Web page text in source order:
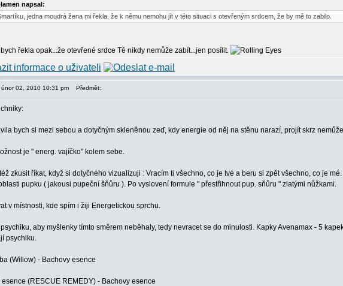
napsal:
jedna moudrá žena mi řekla, že k němu nemohu jít v této situaci s otevřeným srdcem, že by mě to zabilo.
řekla opak...že otevřené srdce Tě nikdy nemůže zabít...jen posílit.
únor 02, 2010 10:31 pm Předmět:
bych si mezi sebou a dotyčným skleněnou zeď, kdy energie od něj na stěnu narazí, projít skrz
je " energ. vajíčko" kolem sebe.
zkusit říkat, když si dotyčného vizualizuji : Vracím ti všechno, co je tvé a beru si zpět všechno, co je
pupku ( jakousi pupeční šňůru ). Po vyslovení formule " přestřihnout pup. sňůru " zlatými nůžkami.
v místnosti, kde spím i žiji Energetickou sprchu.
aby myšlenky tímto směrem neběhaly, tedy nevracet se do minulosti. Kapky Avenamax - 5
psychiku.
(Willow) - Bachovy esence
(RESCUE REMEDY) - Bachovy esence